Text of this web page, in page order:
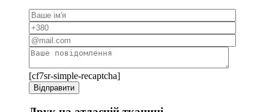
[cf7sr-simple-recaptcha]